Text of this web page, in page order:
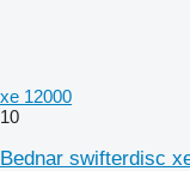
xe 12000
10
Bednar swifterdisc